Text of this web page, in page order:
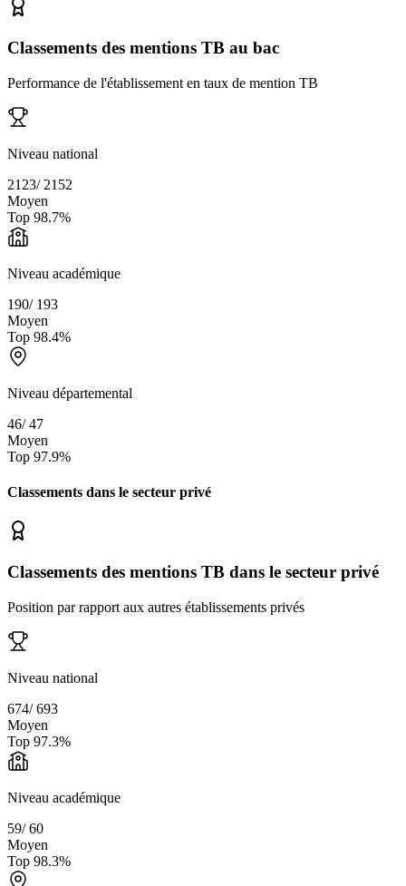
Classements des mentions TB au bac
Performance de l'établissement en taux de mention TB
Niveau national
2123/ 2152
Moyen
Top 98.7%
Niveau académique
190/ 193
Moyen
Top 98.4%
Niveau départemental
46/47
Moyen
Top 97.9%
Classements dans le secteur privé
Classements des mentions TB dans le secteur privé
Position par rapport aux autres établissements privés
Niveau national
674/693
Moyen
Top 97.3%
Niveau académique
59/60
Moyen
Top 98.3%